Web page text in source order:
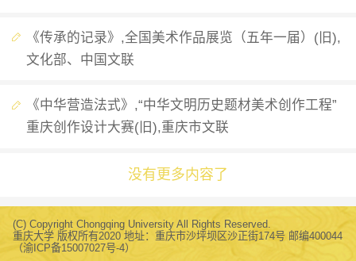
《传承的记录》,全国美术作品展览（五年一届）(旧),
文化部、中国文联
《中华营造法式》,“中华文明历史题材美术创作工程”
重庆创作设计大赛(旧),重庆市文联
没有更多内容了
(C) Copyright Chongqing University All Rights Reserved.
重庆大学 版权所有2020 地址：重庆市沙坪坝区沙正街174号 邮编400044
（渝ICP备15007027号-4）